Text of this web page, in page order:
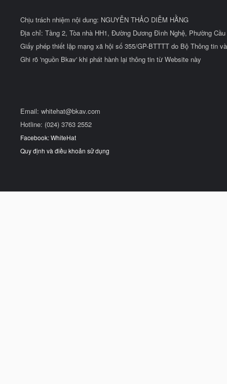
Chịu trách nhiệm nội dung: NGUYỄN THẢO DIỄM HẰNG
Địa chỉ: Tầng 2, Tòa nhà HH1, Đường Dương Đình Nghệ, Phường
Giấy phép thiết lập mạng xã hội số 355/GP-BTTTT do Bộ Thông tin
Ghi rõ 'nguồn Bkav' khi phát hành lại thông tin từ Website này
Email: whitehat@bkav.com
Hotline: (024) 3763 2552
Facebook: WhiteHat
Quy định và điều khoản sử dụng